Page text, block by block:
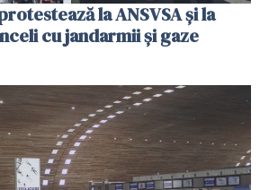
la ANSVSA și la
cu jandarmii și gaze